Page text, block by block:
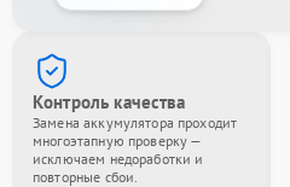
Контроль качества
Замена аккумулятора проходит
многоэтапную проверку —
исключаем недоработки и
повторные сбои.